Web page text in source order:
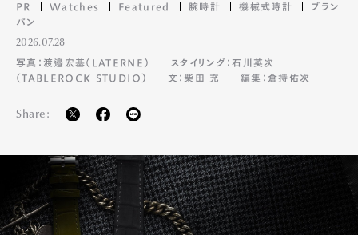
PR Watches Featured 腕時計 機械式時計
ブラン
パン
2026.07.28
写真：渡邉宏基（LATERNE）
スタイリング：石川英次
（TABLEROCK STUDIO）
文：柴田 充 編集：倉持佑次
Share: